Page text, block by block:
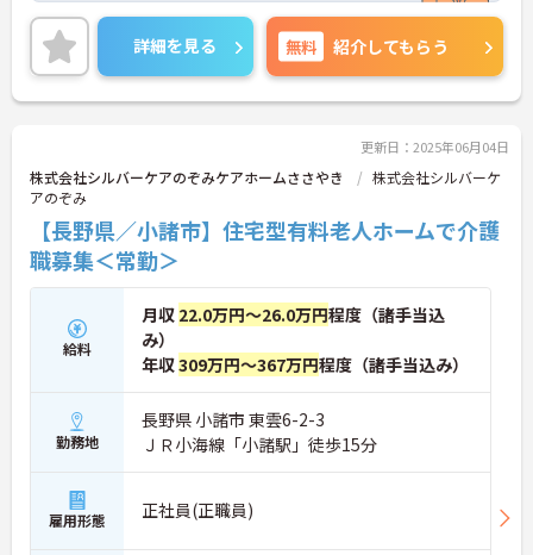
の職員が両立支援制度を利用しやすい職場風土を創
造できるよう取り組んでいます。ご興味ある方に
は、面接対策ポイントなど、さらに詳細をお話しい
たしますのでお気軽にご相談ください。
詳細を見る 無料 紹介してもらう
更新日：2025年06月04日
株式会社シルバーケアのぞみケアホームささやき
株式会社シルバーケ
アのぞみ
【長野県／小諸市】住宅型有料老人ホームで介護
職募集＜常勤＞
給料
月収 22.0万円～26.0万円程度（諸手当込
み）
年収309万円～367万円程度（諸手当込み）
勤務地
長野県 小諸市 東雲6-2-3
ＪＲ小海線「小諸駅」徒歩15分
雇用形態 正社員(正職員)